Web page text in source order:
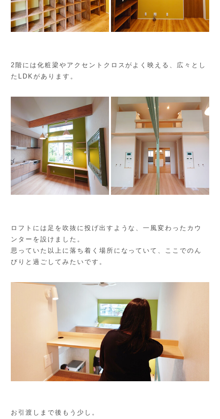
2階には化粧梁やアクセントクロスがよく映える、広々とし
たLDKがあります。
ロフトには足を吹抜に投げ出すような、一風変わったカウ
ンターを設けました。
思っていた以上に落ち着く場所になっていて、ここでのん
びりと過ごしてみたいです。
お引渡しまで後もう少し。